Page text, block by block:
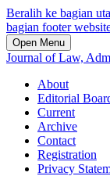
Beralih ke bagian
bagian footer
Open Menu
Journal of Law,
About
Editorial
Current
Archive
Contact
Registration
Privacy